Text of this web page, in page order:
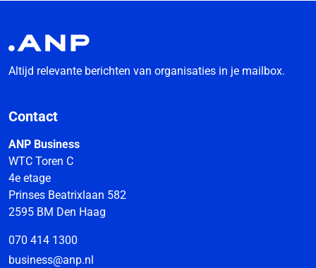
Altijd relevante berichten van organisaties in je mailbox.
Contact
ANP Business
WTC Toren C
4e etage
Prinses Beatrixlaan 582
2595 BM Den Haag
070 414 1300
business@anp.nl